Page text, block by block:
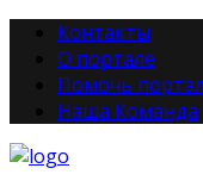
Контакты
О портале
Помочь
Наша Команда